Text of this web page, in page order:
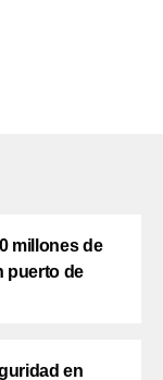
millones de
puerto de
en